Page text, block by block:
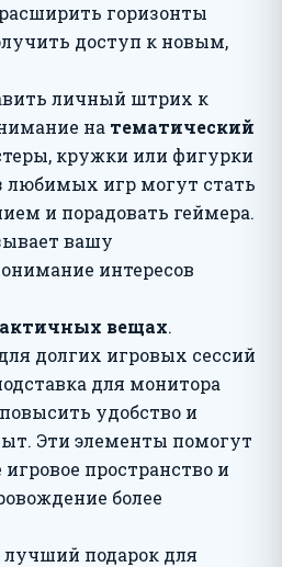
горизонты
доступ к новым,
личный штрих к
на тематический
кружки или фигурки
любимых игр могут стать
и порадовать геймера.
вашу
интересов
вещах.
долгих игровых сессий
для монитора
удобство и
Эти элементы помогут
пространство и
более
подарок для